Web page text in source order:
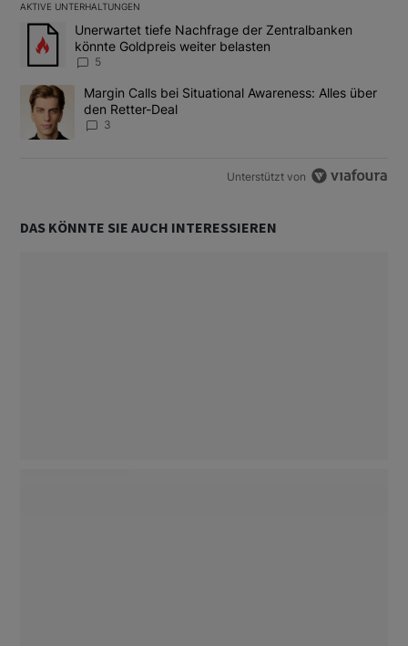
AKTIVE UNTERHALTUNGEN
Das Folgende ist eine Liste der am meisten kommentierten
Ein Trendartikel mit dem Titel "Unerwartet tiefe Nachfrage der
Unerwartet tiefe Nachfrage der Zentralbanken
könnte Goldpreis weiter belasten
5
Ein Trendartikel mit dem Titel "Margin Calls bei Situational
Margin Calls bei Situational Awareness: Alles über
den Retter-Deal
3
Unterstützt von
DAS KÖNNTE SIE AUCH INTERESSIEREN